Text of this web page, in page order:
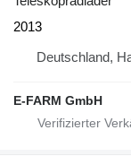
2013
Deutschland,
E-FARM GmbH